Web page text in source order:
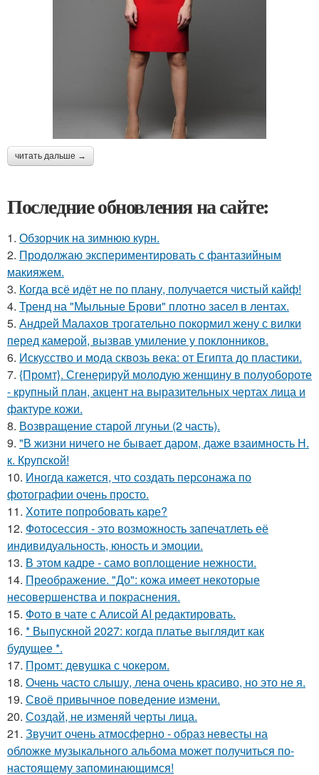
читать дальше →
Последние обновления на сайте:
1. Обзорчик на зимнюю курн.
2. Продолжаю экспериментировать с фантазийным
макияжем.
3. Когда всё идёт не по плану, получается чистый кайф!
4. Тренд на "Мыльные Брови" плотно засел в лентах.
5. Андрей Малахов трогательно покормил жену с вилки
перед камерой, вызвав умиление у поклонников.
6. Искусство и мода сквозь века: от Египта до пластики.
7. {Промт}. Сгенерируй молодую женщину в полуобороте
- крупный план, акцент на выразительных чертах лица и
фактуре кожи.
8. Возвращение старой лгуньи (2 часть).
9. "В жизни ничего не бывает даром, даже взаимность Н.
к. Крупской!
10. Иногда кажется, что создать персонажа по
фотографии очень просто.
11. Хотите попробовать каре?
12. Фотосессия - это возможность запечатлеть её
индивидуальность, юность и эмоции.
13. В этом кадре - само воплощение нежности.
14. Преображение. "До": кожа имеет некоторые
несовершенства и покраснения.
15. Фото в чате с Алисой AI редактировать.
16. * Выпускной 2027: когда платье выглядит как
будущее *.
17. Промт: девушка с чокером.
18. Очень часто слышу, лена очень красиво, но это не я.
19. Своё привычное поведение измени.
20. Создай, не изменяй черты лица.
21. Звучит очень атмосферно - образ невесты на
обложке музыкального альбома может получиться по-
настоящему запоминающимся!